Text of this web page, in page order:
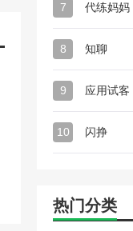
7 代练妈妈
8 知聊
9 应用试客
10 闪挣
热门分类